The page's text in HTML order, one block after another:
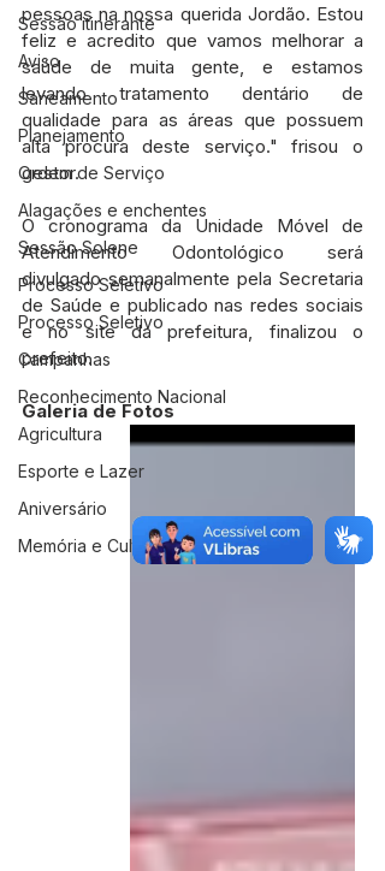
Sessão itinerante
Aviso
Saneamento
Planejamento
Ordem de Serviço
Alagações e enchentes
Sessão Solene
Processo Seletivo
Processo Seletivo
Campanhas
Reconhecimento Nacional
Agricultura
Esporte e Lazer
Aniversário
Memória e Cultura
pessoas na nossa querida Jordão. Estou
feliz e acredito que vamos melhorar a
saúde de muita gente, e estamos
levando tratamento dentário de
qualidade para as áreas que possuem
alta procura deste serviço." frisou o
gestor.
O cronograma da Unidade Móvel de
Atendimento Odontológico será
divulgado semanalmente pela Secretaria
de Saúde e publicado nas redes sociais
e no site da prefeitura, finalizou o
prefeito.
Galeria de Fotos